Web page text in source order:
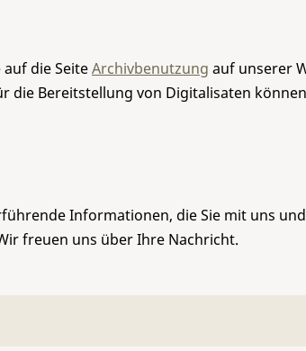
die SeiteArchivbenutzung auf unserer
Bereitstellung von Digitalisaten
Informationen, die Sie mit uns
freuen uns über Ihre Nachricht.